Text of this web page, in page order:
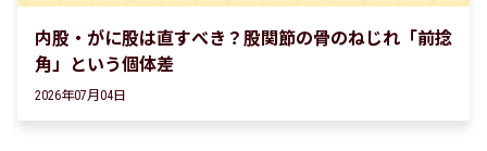
内股・がに股は直すべき？股関節の骨のねじれ「前捻
角」という個体差
2026年07月04日